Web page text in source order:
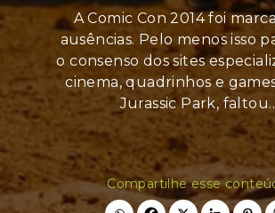
A Comic Con 2014 foi
ausências. Pelo menos isso
o consenso dos sites
cinema, quadrinhos e
Jurassic Park,
Compartilhe esse